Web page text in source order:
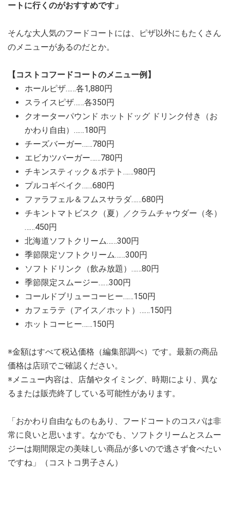
ートに行くのがおすすめです」
そんな大人気のフードコートには、ピザ以外にもたくさん
のメニューがあるのだとか。
【コストコフードコートのメニュー例】
ホールピザ……各1,880円
スライスピザ……各350円
クオーターパウンド ホットドッグ ドリンク付き（お
かわり自由）……180円
チーズバーガー……780円
エビカツバーガー……780円
チキンスティック＆ポテト……980円
プルコギベイク……680円
ファラフェル＆フムスサラダ……680円
チキントマトビスク（夏）／クラムチャウダー（冬）
……450円
北海道ソフトクリーム……300円
季節限定ソフトクリーム……300円
ソフトドリンク（飲み放題）……80円
季節限定スムージー……300円
コールドブリューコーヒー……150円
カフェラテ（アイス／ホット）……150円
ホットコーヒー……150円
※金額はすべて税込価格（編集部調べ）です。最新の商品
価格は店頭でご確認ください。
※メニュー内容は、店舗やタイミング、時期により、異な
るまたは販売終了している可能性があります。
「おかわり自由なものもあり、フードコートのコスパは非
常に良いと思います。なかでも、ソフトクリームとスムー
ジーは期間限定の美味しい商品が多いので逃さず食べたい
ですね」（コストコ男子さん）